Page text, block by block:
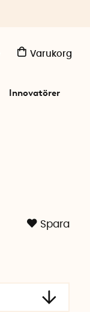
Varukorg
Innovatörer
Spara